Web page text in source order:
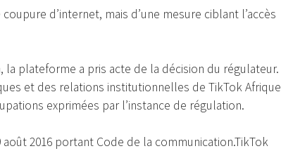
d’internet, mais d’une mesure ciblant l’accès
la plateforme a pris acte de la décision du régulateur.
et des relations institutionnelles de TikTok Afrique
exprimées par l’instance de régulation.
2016 portant Code de la communication.TikTok